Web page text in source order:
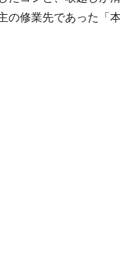
の修業先であった「